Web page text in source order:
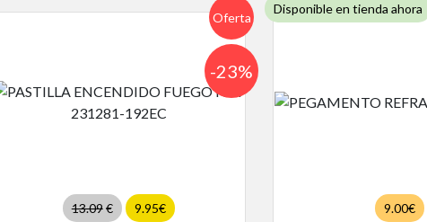
Oferta
13.09€ 9.95€
-23%
Disponible en tienda ahora
9.00€